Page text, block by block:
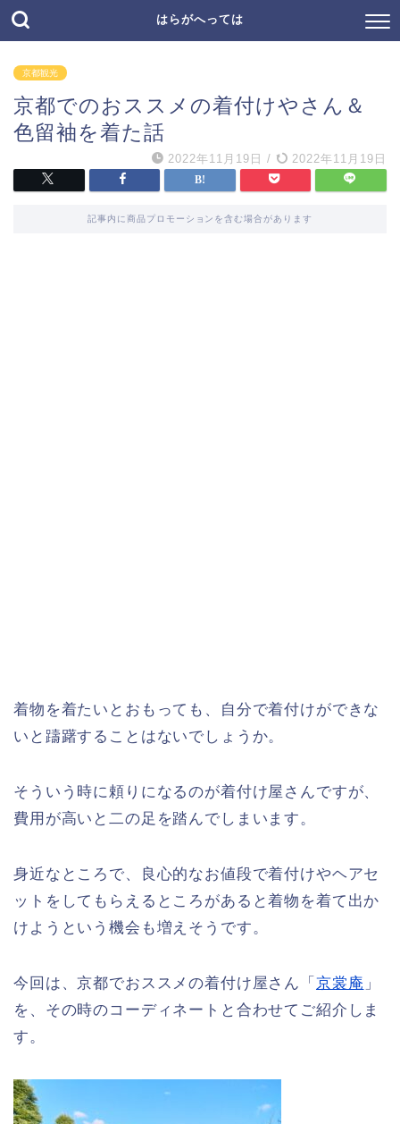
はらがへっては
京都観光
京都でのおススメの着付けやさん＆
色留袖を着た話
2022年11月19日 / 2022年11月19日
記事内に商品プロモーションを含む場合があります
着物を着たいとおもっても、自分で着付けができな
いと躊躇することはないでしょうか。
そういう時に頼りになるのが着付け屋さんですが、
費用が高いと二の足を踏んでしまいます。
身近なところで、良心的なお値段で着付けやヘアセ
ットをしてもらえるところがあると着物を着て出か
けようという機会も増えそうです。
今回は、京都でおススメの着付け屋さん「 京裳庵 」
を、その時のコーディネートと合わせてご紹介しま
す。